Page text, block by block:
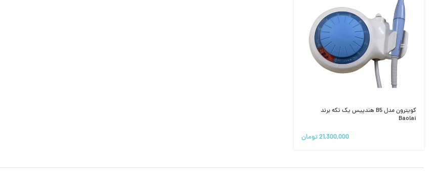
کویترون مدل B5 هندپیس یک تکه برند
Baolai
21,300,000تومان